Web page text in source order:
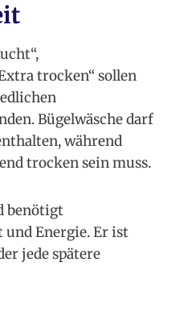
trocken“ sollen
Bügelwäsche darf
während
trocken sein muss.
benötigt
Energie. Er ist
jede spätere